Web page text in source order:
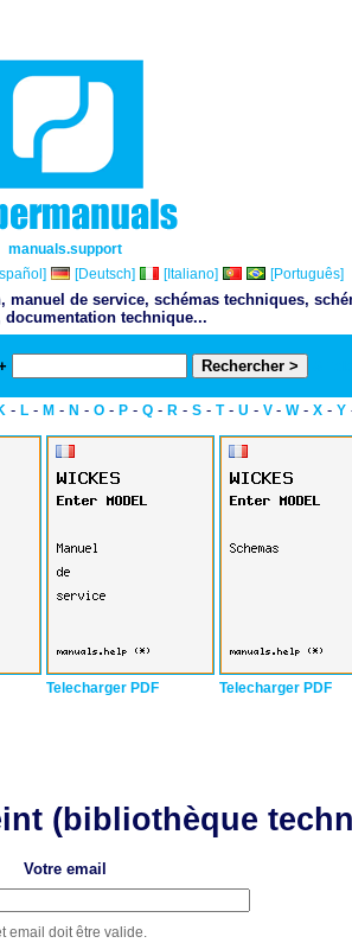
manuals.support
[Deutsch] [Italiano] [Português]
de service, schémas techniques,
documentation technique...
- L - M - N - O - P - Q - R - S - T- U - V - W- X - Y
Telecharger PDF Telecharger PDF
(bibliothèque
Votre email
email doit être valide.